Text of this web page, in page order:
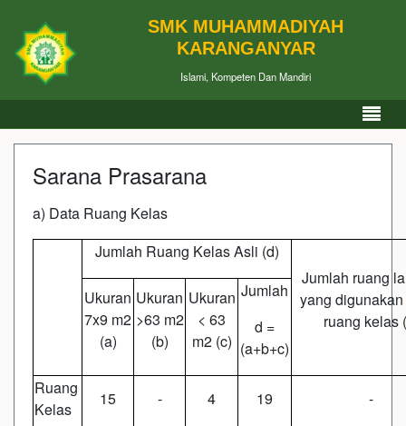
SMK MUHAMMADIYAH
KARANGANYAR
Islami, Kompeten Dan Mandiri
Sarana Prasarana
a) Data Ruang Kelas
Jumlah Ruang Kelas Asli (d)
Jumlah ruang
yang
ruang kelas
Ukuran
7x9 m2
(a)
Ukuran
>63 m2
(b)
Ukuran
< 63
m2 (c)
Jumlah
d =
(a+b+c)
Ruang
Kelas
15 - 4 19 -